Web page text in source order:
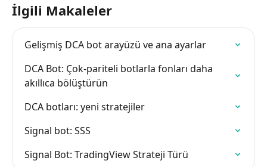
İlgili Makaleler
Gelişmiş DCA bot arayüzü ve ana ayarlar
DCA Bot: Çok-pariteli botlarla fonları daha
akıllıca bölüştürün
DCA botları: yeni stratejiler
Signal bot: SSS
Signal Bot: TradingView Strateji Türü